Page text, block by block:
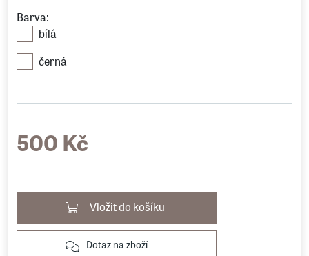
Barva:
bílá
černá
500 Kč
Vložit do košíku
Dotaz na zboží